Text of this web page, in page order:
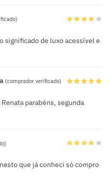
significado de luxo acessível e
(comprador verificado)
parabéns, segunda
que já conheci só compro